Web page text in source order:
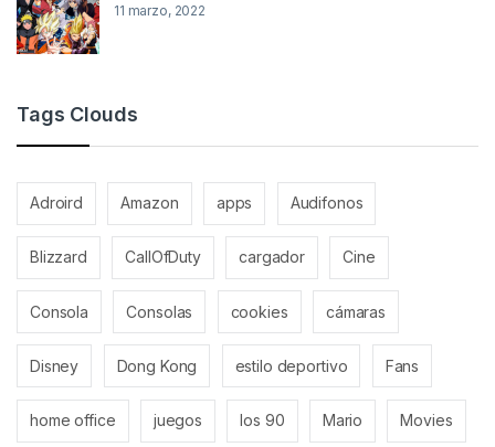
11 marzo, 2022
Tags Clouds
Adroird Amazon apps Audifonos
Blizzard CallOfDuty cargador Cine
Consola Consolas cookies cámaras
Disney Dong Kong estilo deportivo Fans
home office juegos los 90 Mario Movies